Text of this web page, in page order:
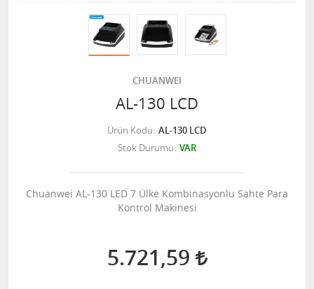
CHUANWEI
AL-130 LCD
Ürün Kodu AL-130 LCD
Stok Durumu VAR
Chuanwei AL-130 LED 7 Ülke Kombinasyonlu Sahte Para
Kontrol Makinesi
5.721,59